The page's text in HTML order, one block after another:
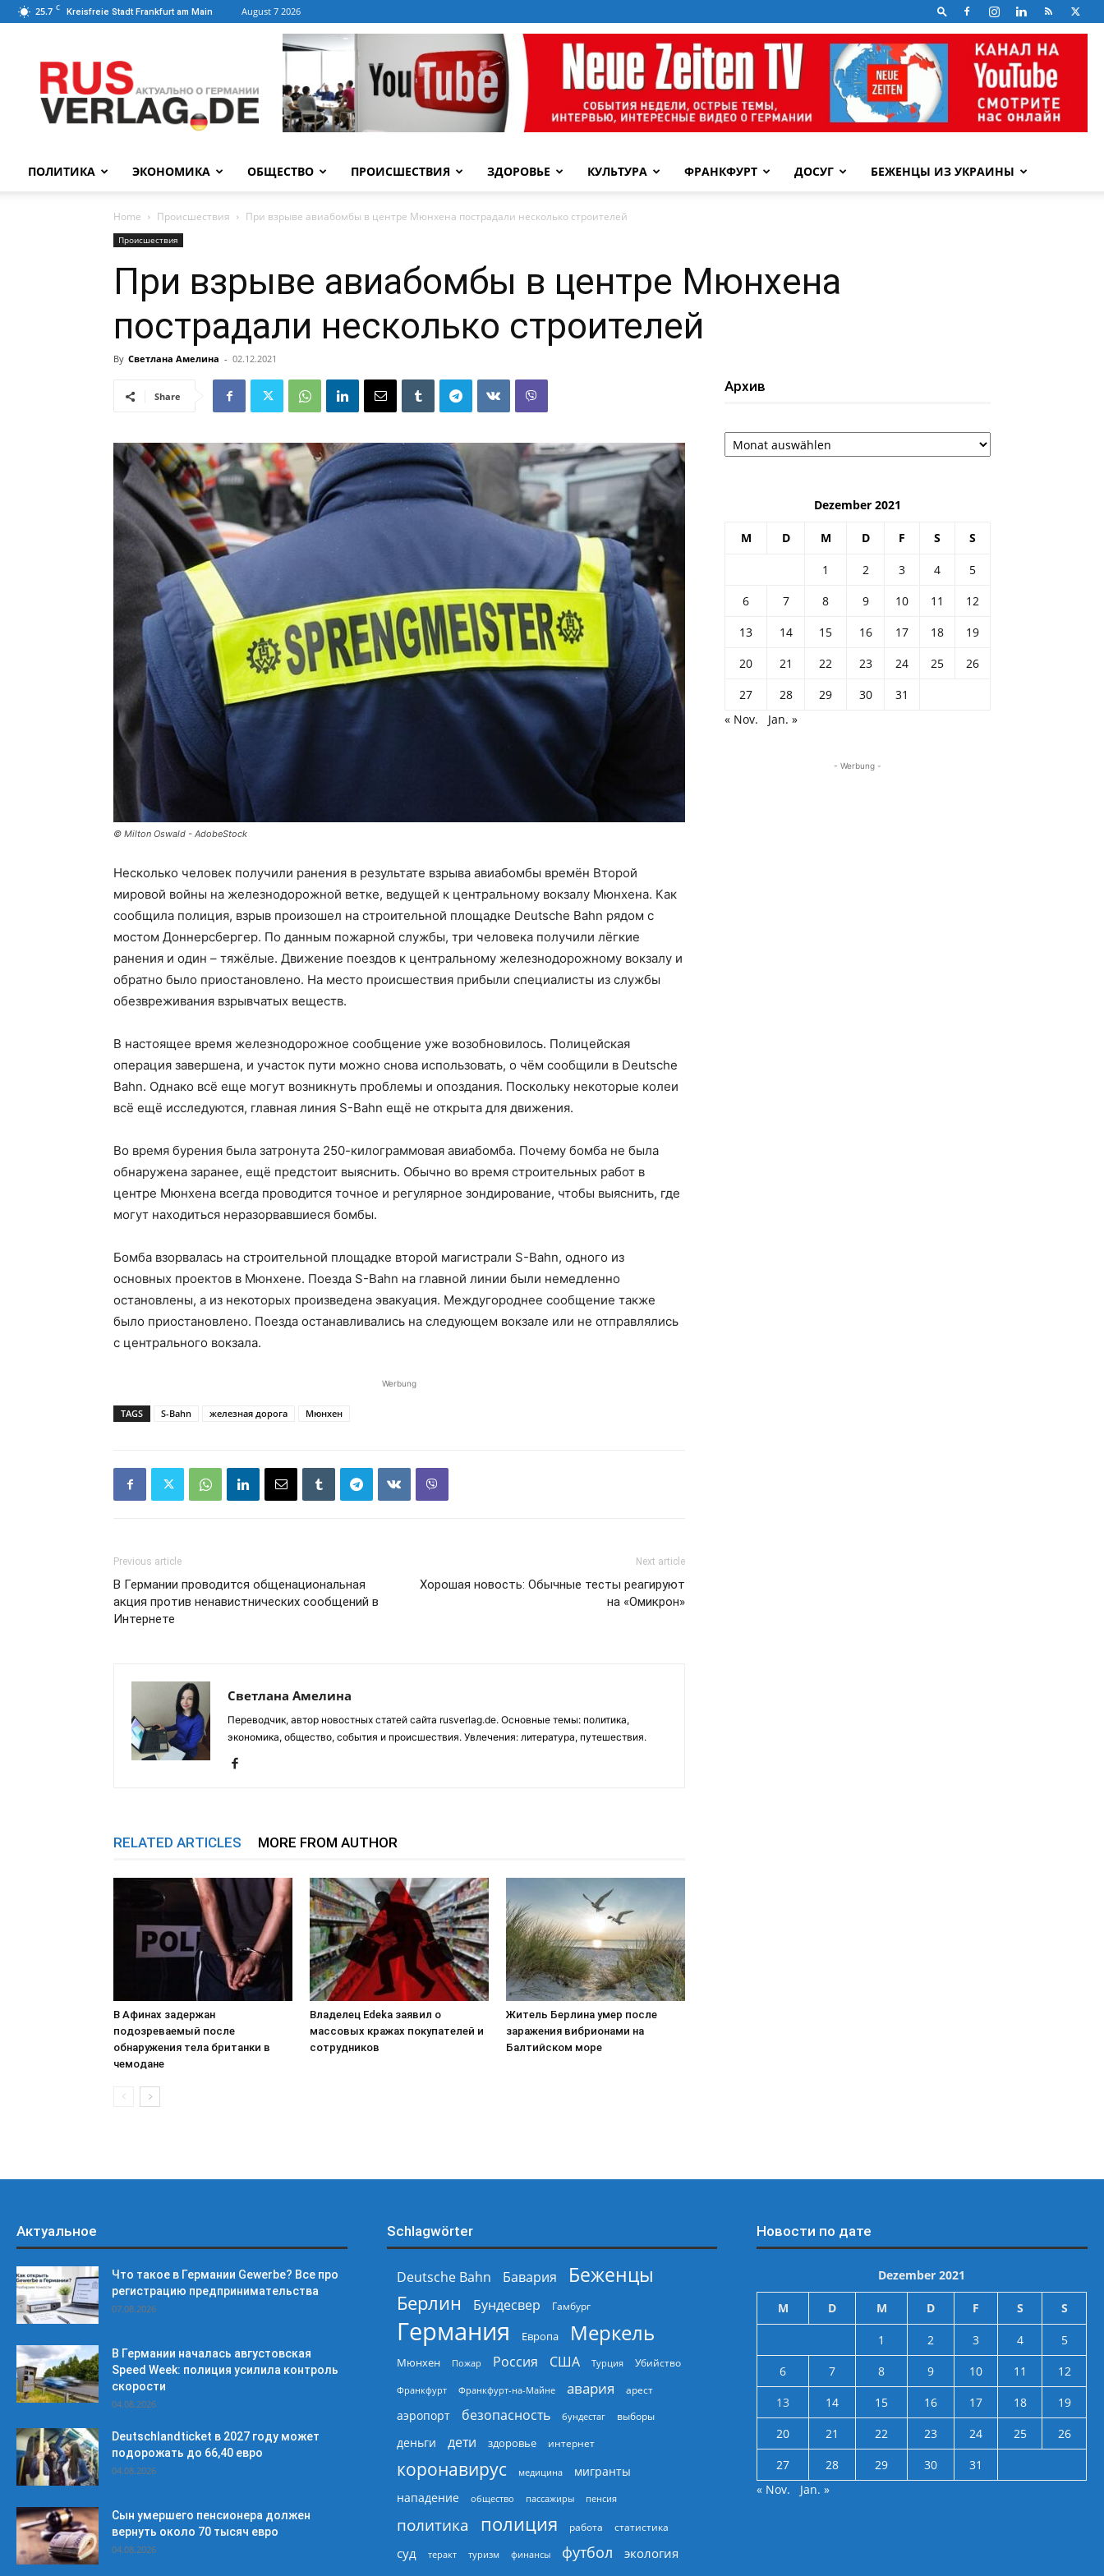
25.7 C Kreisfreie Stadt Frankfurt am Main August 7 2026
ПОЛИТИКА ЭКОНОМИКА ОБЩЕСТВО ПРОИСШЕСТВИЯ ЗДОРОВЬЕ КУЛЬТУРА ФРАНКФУРТ ДОСУГ БЕЖЕНЦЫ ИЗ УКРАИНЫ
Home Происшествия При взрыве авиабомбы в центре Мюнхена пострадали несколько строителей
Происшествия
При взрыве авиабомбы в центре Мюнхена
пострадали несколько строителей
By Светлана Амелина - 02.12.2021
Share
© Milton Oswald - AdobeStock
Несколько человек получили ранения в результате взрыва авиабомбы времён Второй
мировой войны на железнодорожной ветке, ведущей к центральному вокзалу Мюнхена. Как
сообщила полиция, взрыв произошел на строительной площадке Deutsche Bahn рядом с
мостом Доннерсбергер. По данным пожарной службы, три человека получили лёгкие
ранения и один – тяжёлые. Движение поездов к центральному железнодорожному вокзалу и
обратно было приостановлено. На место происшествия прибыли специалисты из службы
обезвреживания взрывчатых веществ.
В настоящее время железнодорожное сообщение уже возобновилось. Полицейская
операция завершена, и участок пути можно снова использовать, о чём сообщили в Deutsche
Bahn. Однако всё еще могут возникнуть проблемы и опоздания. Поскольку некоторые колеи
всё ещё исследуются, главная линия S-Bahn ещё не открыта для движения.
Во время бурения была затронута 250-килограммовая авиабомба. Почему бомба не была
обнаружена заранее, ещё предстоит выяснить. Обычно во время строительных работ в
центре Мюнхена всегда проводится точное и регулярное зондирование, чтобы выяснить, где
могут находиться неразорвавшиеся бомбы.
Бомба взорвалась на строительной площадке второй магистрали S-Bahn, одного из
основных проектов в Мюнхене. Поезда S-Bahn на главной линии были немедленно
остановлены, а из некоторых произведена эвакуация. Междугороднее сообщение также
было приостановлено. Поезда останавливались на следующем вокзале или не отправлялись
с центрального вокзала.
Werbung
TAGS S-Bahn железная дорога Мюнхен
Previous article
В Германии проводится общенациональная
акция против ненавистнических сообщений в
Интернете
Next article
Хорошая новость: Обычные тесты реагируют
на «Омикрон»
Светлана Амелина
Переводчик, автор новостных статей сайта rusverlag.de. Основные темы: политика,
экономика, общество, события и происшествия. Увлечения: литература, путешествия.
RELATED ARTICLES MORE FROM AUTHOR
В Афинах задержан
подозреваемый после
обнаружения тела британки в
чемодане
Владелец Edeka заявил о
массовых кражах покупателей и
сотрудников
Житель Берлина умер после
заражения вибрионами на
Балтийском море
Архив
Архив
Dezember 2021
M D M D F S S
1 2 3 4
5
6
7 8 9 10 11
12
13
14 15 16 17 18
19
20
21 22 23 24 25
26
27
28 29 30
31
« Nov.
Jan. »
- Werbung -
Актуальное
Что такое в Германии Gewerbe? Все про
регистрацию предпринимательства
07.08.2026
В Германии началась августовская
Speed Week: полиция усилила контроль
скорости
04.08.2026
Deutschlandticket в 2027 году может
подорожать до 66,40 евро
04.08.2026
Сын умершего пенсионера должен
вернуть около 70 тысяч евро
04.08.2026
Schlagwörter
Deutsche Bahn Бавария
Беженцы
Берлин
Бундесвер Гамбург
Германия Европа Меркель
Мюнхен Пожар Россия США Турция Убийство
Франкфурт Франкфурт-на-Майне авария арест
аэропорт безопасность бундестаг выборы
деньги дети здоровье интернет
коронавирус медицина
мигранты
нападение
общество пассажиры пенсия
политика полиция работа статистика
суд теракт туризм финансы футбол экология
Новости по дате
Dezember 2021
M D M D F S S
1 2 3 4
5
6
7 8 9 10 11
12
13
14 15 16 17 18
19
20
21 22 23 24 25
26
27
28 29 30
31
« Nov.
Jan. »